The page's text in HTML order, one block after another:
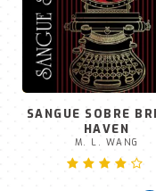
SANGUE SOBRE
HAVEN
M. L. WANG